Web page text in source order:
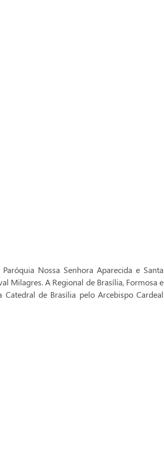
Nossa Senhora Aparecida e Santa
Milagres. A Regional de Brasília, Formosa e
de Brasília pelo Arcebispo Cardeal